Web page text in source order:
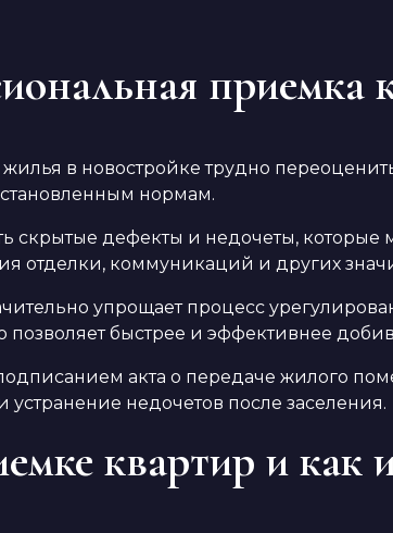
приемка
в новостройке трудно
нормам.
дефекты и недочеты, которые
отделки, коммуникаций и других
упрощает процесс
позволяет быстрее и эффективнее
акта о передаче жилого
устранение недочетов после заселения.
квартир и как